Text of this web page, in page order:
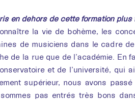
en dehors de cette formation plus
la vie de bohème, les
de musiciens dans le cadre
de la rue que de l’académie. En
et de l’université, qui
supérieur, nous avons
pas entrés très bons